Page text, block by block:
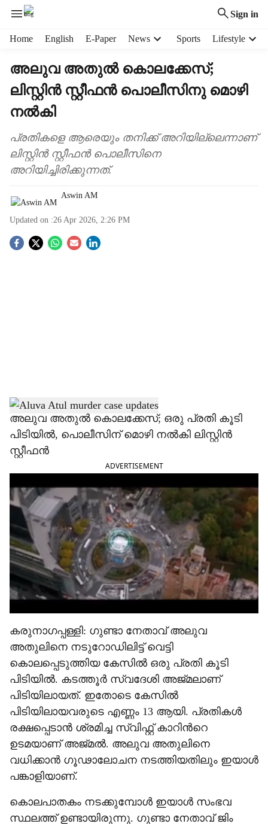
Sign in
Home English E-Paper News Sports Lifestyle
അലുവ അതുൽ കൊലക്കേസ്;
ലിസ്റ്റിൻ സ്റ്റീഫൻ പൊലീസിനു മൊഴി
നൽകി
പ്രതികളെ ആരെയും തനിക്ക് അറിയില്ലെന്നാണ്
ലിസ്റ്റിൻ സ്റ്റീഫൻ പൊലീസിനെ
അറിയിച്ചിരിക്കുന്നത്.
Aswin AM
Updated on :26 Apr 2026, 2:26 PM
S
h
a
r
e
അലുവ അതുൽ കൊലക്കേസ്; ഒരു പ്രതി കൂടി
പിടിയിൽ, പൊലീസിന് മൊഴി നൽകി ലിസ്റ്റിൻ
സ്റ്റീഫൻ
ADVERTISEMENT
കരുനാഗപ്പള്ളി: ഗുണ്ടാ നേതാവ് അലുവ
അതുലിനെ നടുറോഡിലിട്ട് വെട്ടി
കൊലപ്പെടുത്തിയ കേസിൽ ഒരു പ്രതി കൂടി
പിടിയിൽ. കടത്തൂർ സ്വദേശി അജ്മലാണ്
പിടിയിലായത്. ഇതോടെ കേസിൽ
പിടിയിലായവരുടെ എണ്ണം 13 ആയി. പ്രതികൾ
രക്ഷപ്പെടാൻ ശ്രമിച്ച സ്വിഫ്റ്റ് കാറിന്‍റെ
ഉടമയാണ് അജ്മൽ. അലുവ അതുലിനെ
വധിക്കാൻ ഗൂഢാലോചന നടത്തിയതിലും ഇയാൾ
പങ്കാളിയാണ്.
കൊലപാതകം നടക്കുമ്പോൾ ഇയാൾ സംഭവ
സ്ഥലത്ത് ഉണ്ടായിരുന്നു. ഗുണ്ടാ നേതാവ് ജിം